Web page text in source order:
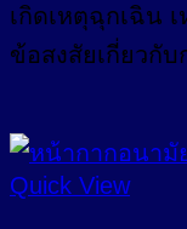
เกิดเหตุฉุกเฉิน
ข้อสงสัยเกี่ยวกับ
Quick View